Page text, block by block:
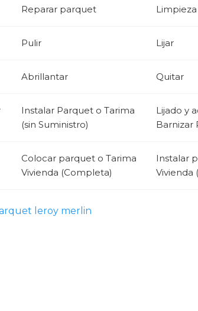
Reparar parquet
Pulir Lijar
Abrillantar Quitar
Instalar Parquet o Tarima
(sin Suministro)
Lijado y
Barnizar
Colocar parquet o Tarima
Vivienda (Completa)
Instalar
Vivienda
leroy merlin